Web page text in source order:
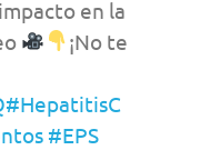
en la
¡No te
#HepatitisC
#EPS